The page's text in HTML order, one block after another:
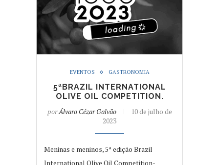
EVENTOS GASTRONOMIA
5ªBRAZIL INTERNATIONAL
OLIVE OIL COMPETITION.
porÁlvaro Cézar Galvão
10 de julho de
2023
Meninas e meninos, 5ª edição Brazil
International Olive Oil Competition-